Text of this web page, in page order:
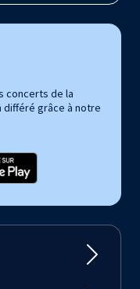
concerts de la
différé grâce à notre